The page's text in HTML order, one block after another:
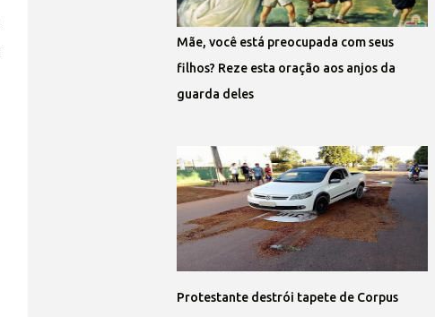
Mãe, você está preocupada com seus
filhos? Reze esta oração aos anjos da
guarda deles
Protestante destrói tapete de Corpus